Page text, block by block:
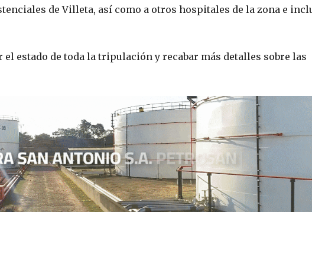
de Villeta, así como a otros hospitales de la zona e
estado de toda la tripulación y recabar más detalles sobre las